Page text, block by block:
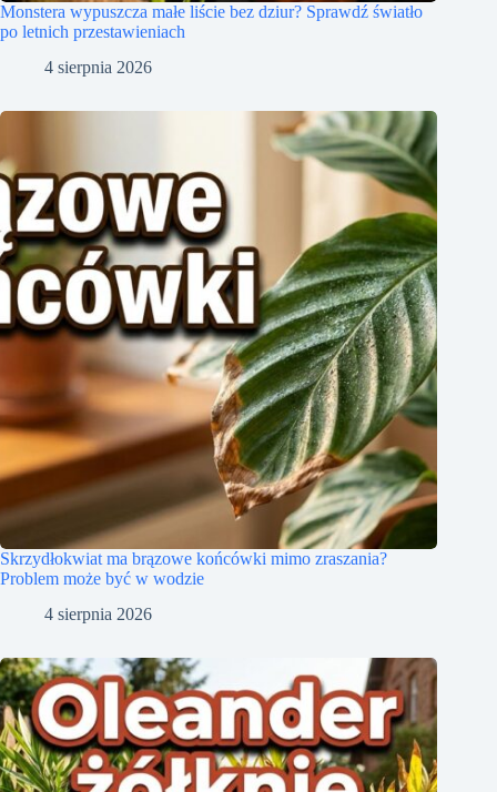
Monstera wypuszcza małe liście bez dziur? Sprawdź światło
po letnich przestawieniach
4 sierpnia 2026
Skrzydłokwiat ma brązowe końcówki mimo zraszania?
Problem może być w wodzie
4 sierpnia 2026